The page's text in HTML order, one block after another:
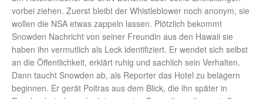
vorbei ziehen. Zuerst bleibt der Whistleblower noch anonym, sie
wollen die NSA etwas zappeln lassen. Plötzlich bekommt
Snowden Nachricht von seiner Freundin aus den Hawaii sie
haben ihn vermutlich als Leck identifiziert. Er wendet sich selbst
an die Öffentlichkeit, erklärt ruhig und sachlich sein Verhalten.
Dann taucht Snowden ab, als Reporter das Hotel zu belagern
beginnen. Er gerät Poitras aus dem Blick, die ihn später in